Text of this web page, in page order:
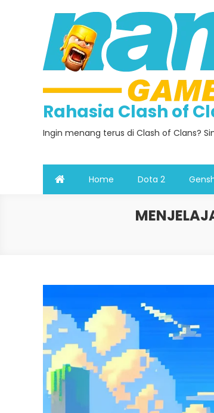
Rahasia Clash of
Ingin menang terus di Clash of Clans?
Home Dota 2